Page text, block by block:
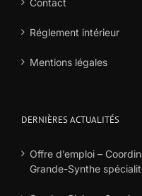
Réglement intérieur
Mentions légales
DERNIÈRES ACTUALITÉS
Offre d’emploi –
Grande-Synthe